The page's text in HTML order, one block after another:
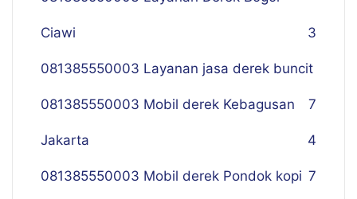
Ciawi 3
081385550003 Layanan jasa derek buncit
7
081385550003 Mobil derek Kebagusan
Jakarta 4
081385550003 Mobil derek Pondok kopi 7